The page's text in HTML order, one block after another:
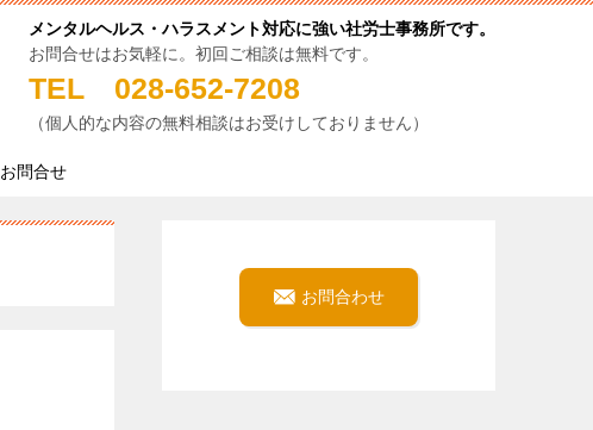
メンタルヘルス・ハラスメント対応に強い社労士事務所です。
お問合せはお気軽に。初回ご相談は無料です。
TEL 028-652-7208
（個人的な内容の無料相談はお受けしておりません）
お問合せ
お問合わせ